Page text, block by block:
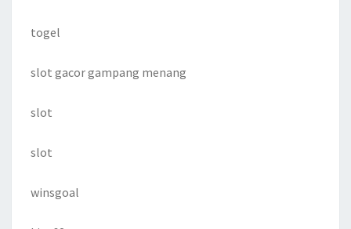
togel
slot gacor gampang menang
slot
slot
winsgoal